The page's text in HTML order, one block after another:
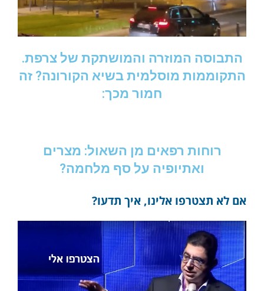
התבוסה המוזרה והמושתקת של צרפת.
התקוממות מוסלמית בשיא הקורונה? זה
חמור מכך:
רוחות רפאים מן השאול: מצרים
ואתיופיה על סף מלחמה?
אם לא תצטרפו אלינו, איך תדעו?